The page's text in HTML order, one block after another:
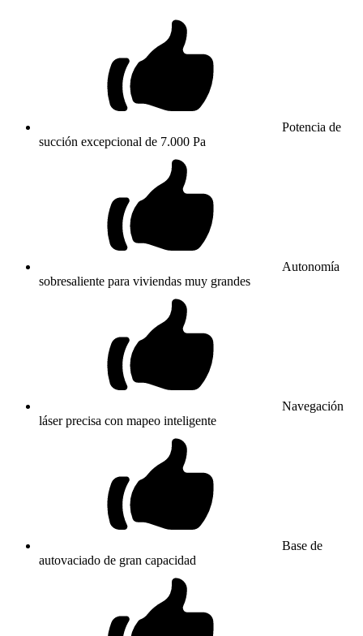
Potencia de
succión excepcional de 7.000 Pa
Autonomía
sobresaliente para viviendas muy grandes
Navegación
láser precisa con mapeo inteligente
Base de
autovaciado de gran capacidad